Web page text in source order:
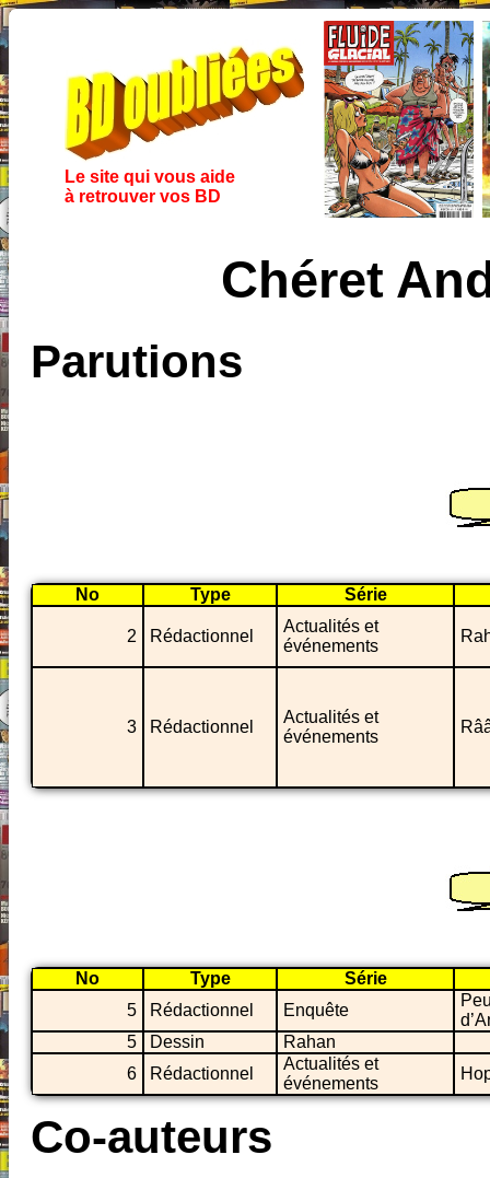
Le site qui vous aide
à retrouver vos BD
Chéret
Parutions
No Type Série
2 Rédactionnel
Actualités et
événements
3 Rédactionnel
Actualités et
événements
No Type
Série
5
Rédactionnel Enquête
5
Dessin
Rahan
6
Rédactionnel
Actualités et
événements
Co-auteurs